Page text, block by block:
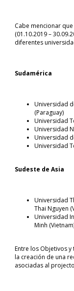
Cabe mencionar
(01.10.2019 –
diferentes
Sudamérica
Universidad
(Paraguay)
Universidad
Universidad
Universidad
Universidad
Sudeste de Asia
Universidad
Thai Nguyen
Universidad
Minh
Entre los Objetivos
la creación de una
asociadas al